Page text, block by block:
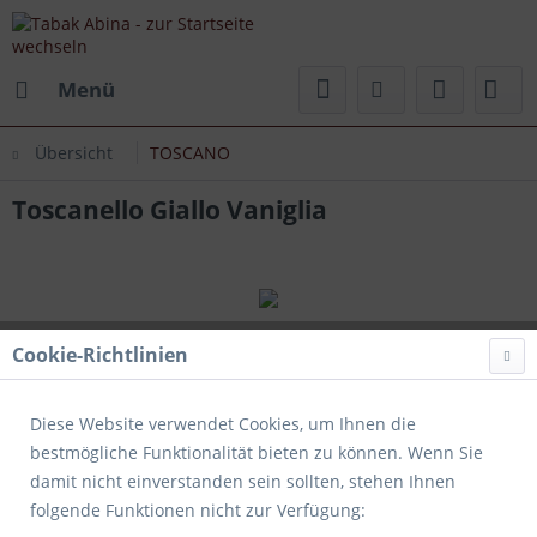
Menü
Übersicht TOSCANO
Toscanello Giallo Vaniglia
Cookie-Richtlinien
Diese Website verwendet Cookies, um Ihnen die
bestmögliche Funktionalität bieten zu können. Wenn Sie
damit nicht einverstanden sein sollten, stehen Ihnen
folgende Funktionen nicht zur Verfügung: